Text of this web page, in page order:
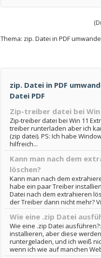
Thema: zip. Datei in PDF
zip. Datei in PDF
Datei PDF
Zip-treiber datei bei Win
Zip-treiber datei bei Win 11
treiber runterladen aber ich
(zip datei). PS: Ich habe
hilfreich...
Kann man nach dem
löschen?
Kann man nach dem
habe ein paar Treiber
Datei nach dem extrahieren
der Treiber dann nicht mehr?
Wie eine .zip Datei
Wie eine .zip Datei
installieren, aber diese
runtergeladen, und ich weiß
wenn ich wie auf manchen